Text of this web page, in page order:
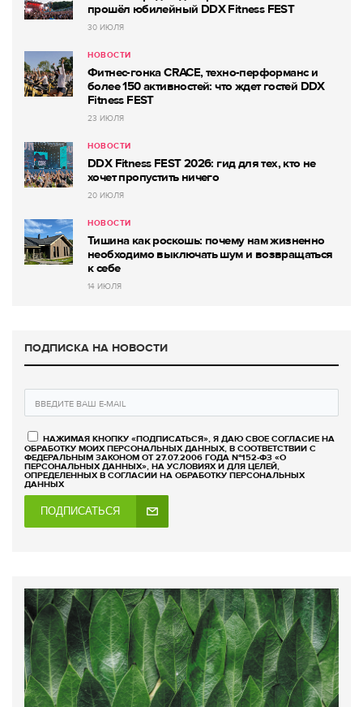
прошёл юбилейный DDX Fitness FEST
30 ИЮЛЯ
НОВОСТИ
Фитнес-гонка CRACE, техно-перформанс и
более 150 активностей: что ждет гостей DDX
Fitness FEST
23 ИЮЛЯ
НОВОСТИ
DDX Fitness FEST 2026: гид для тех, кто не
хочет пропустить ничего
20 ИЮЛЯ
НОВОСТИ
Тишина как роскошь: почему нам жизненно
необходимо выключать шум и возвращаться
к себе
14 ИЮЛЯ
ПОДПИСКА НА НОВОСТИ
НАЖИМАЯ КНОПКУ «ПОДПИСАТЬСЯ», Я ДАЮ СВОЕ СОГЛАСИЕ НА
ОБРАБОТКУ МОИХ ПЕРСОНАЛЬНЫХ ДАННЫХ, В СООТВЕТСТВИИ С
ФЕДЕРАЛЬНЫМ ЗАКОНОМ ОТ 27.07.2006 ГОДА №152-ФЗ «О
ПЕРСОНАЛЬНЫХ ДАННЫХ», НА УСЛОВИЯХ И ДЛЯ ЦЕЛЕЙ,
ОПРЕДЕЛЕННЫХ В СОГЛАСИИ НА ОБРАБОТКУ ПЕРСОНАЛЬНЫХ
ДАННЫХ
ПОДПИСАТЬСЯ